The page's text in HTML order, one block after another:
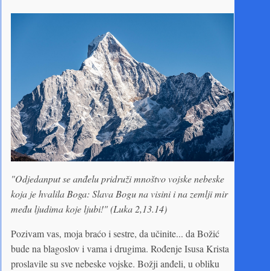
"Odjedanput se anđelu pridruži mnoštvo vojske nebeske
koja je hvalila Boga: Slava Bogu na visini i na zemlji mir
među ljudima koje ljubi!" (Luka 2,13.14)
Pozivam vas, moja braćo i sestre, da učinite... da Božić
bude na blagoslov i vama i drugima. Rođenje Isusa Krista
proslavile su sve nebeske vojske. Božji anđeli, u obliku